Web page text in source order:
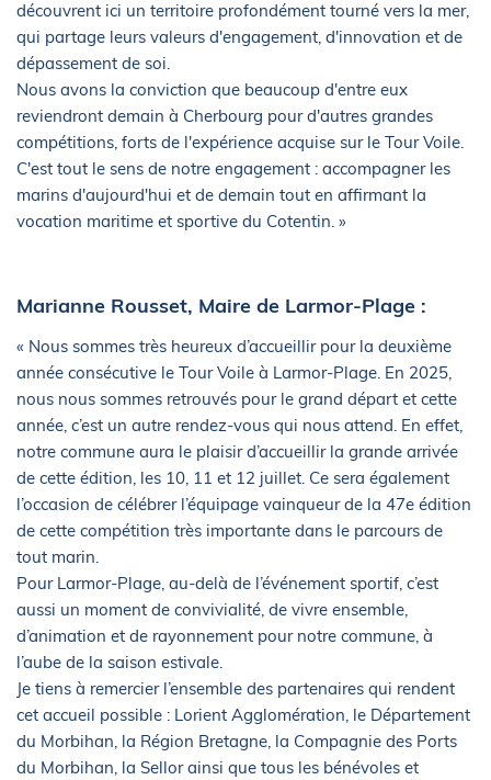
découvrent ici un territoire profondément tourné vers la mer,
qui partage leurs valeurs d'engagement, d'innovation et de
dépassement de soi.
Nous avons la conviction que beaucoup d'entre eux
reviendront demain à Cherbourg pour d'autres grandes
compétitions, forts de l'expérience acquise sur le Tour Voile.
C'est tout le sens de notre engagement : accompagner les
marins d'aujourd'hui et de demain tout en affirmant la
vocation maritime et sportive du Cotentin. »
Marianne Rousset, Maire de Larmor-Plage :
« Nous sommes très heureux d’accueillir pour la deuxième
année consécutive le Tour Voile à Larmor-Plage. En 2025,
nous nous sommes retrouvés pour le grand départ et cette
année, c’est un autre rendez-vous qui nous attend. En effet,
notre commune aura le plaisir d’accueillir la grande arrivée
de cette édition, les 10, 11 et 12 juillet. Ce sera également
l’occasion de célébrer l’équipage vainqueur de la 47e édition
de cette compétition très importante dans le parcours de
tout marin.
Pour Larmor-Plage, au-delà de l’événement sportif, c’est
aussi un moment de convivialité, de vivre ensemble,
d’animation et de rayonnement pour notre commune, à
l’aube de la saison estivale.
Je tiens à remercier l’ensemble des partenaires qui rendent
cet accueil possible : Lorient Agglomération, le Département
du Morbihan, la Région Bretagne, la Compagnie des Ports
du Morbihan, la Sellor ainsi que tous les bénévoles et